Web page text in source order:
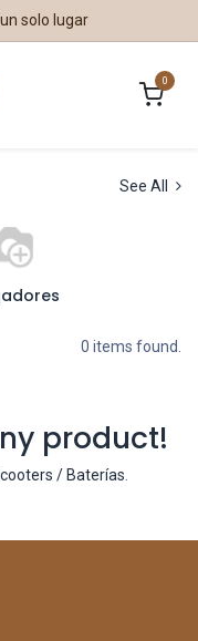
solo lugar
0
See All
0 items found.
product!
/ Baterías